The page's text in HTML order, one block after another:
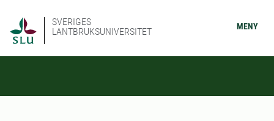
SVERIGES
LANTBRUKSUNIVERSITET
MENY